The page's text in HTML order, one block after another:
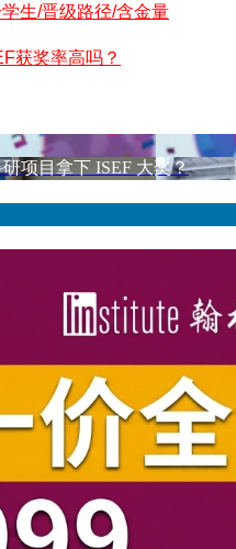
生/晋级路径/含金量
获奖率高吗？
项目拿下 ISEF 大奖？